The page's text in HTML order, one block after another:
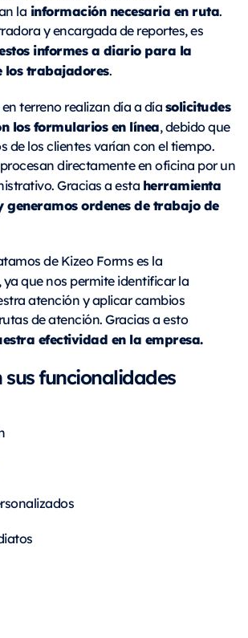
la información necesaria en ruta.
y encargada de reportes, es
informes a diario para la
los trabajadores.
terreno realizan día a díasolicitudes
los formularios en línea, debido que
de los clientes varían con el tiempo.
directamente en oficina por un
Gracias a esta herramienta
ordenes de trabajo de
de Kizeo Forms es la
ya que nos permite identificar la
atención y aplicar cambios
de atención. Gracias a esto
efectividad en la empresa.
sus funcionalidades